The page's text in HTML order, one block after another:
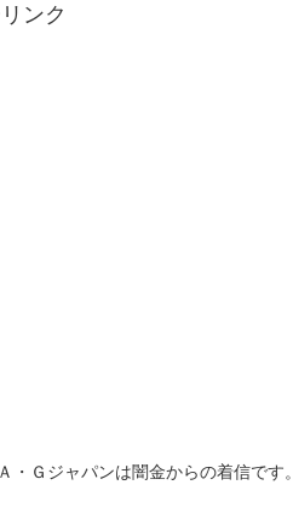
ンク
Ｇジャパンは闇金からの着信です。